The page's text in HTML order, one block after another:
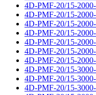
4D-PMF-20/15-
4D-PMF-20/15-
4D-PMF-20/15-
4D-PMF-20/15-
4D-PMF-20/15-
4D-PMF-20/15-
4D-PMF-20/15-
4D-PMF-20/15-
4D-PMF-20/15-
4D-PMF-20/15-